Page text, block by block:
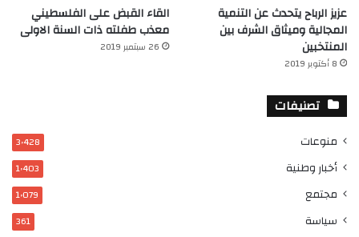
عزيز الرباح يتحدث عن التنمية
المجالية وميثاق الشرف بين
المنتخبين
8 أكتوبر 2019
القاء القبض على الفلسطيني
معذب طفلته ذات السنة الاولى
26 سبتمبر 2019
تصنيفات
منوعات 3٬428
أخبار وطنية 1٬403
مجتمع 1٬079
سياسة 361